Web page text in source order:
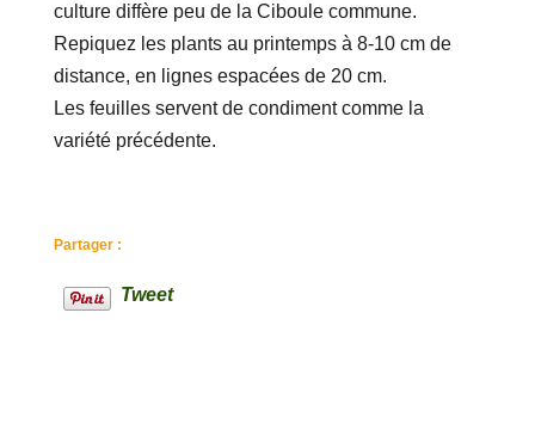
culture diffère peu de la Ciboule commune.
Repiquez les plants au printemps à 8-10 cm de
distance, en lignes espacées de 20 cm.
Les feuilles servent de condiment comme la
variété précédente.
Partager :
Tweet